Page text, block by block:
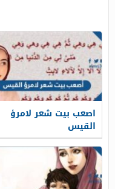
اصعب بيت شعر لامرؤ
القيس